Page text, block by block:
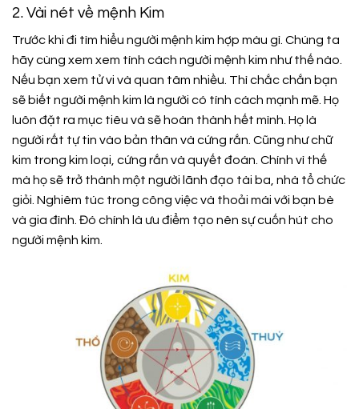
2. Vài nét về mệnh Kim
Trước khi đi tìm hiểu người mệnh kim hợp màu gì. Chúng ta
hãy cùng xem xem tính cách người mệnh kim như thế nào.
Nếu bạn xem tử vi và quan tâm nhiều. Thì chắc chắn bạn
sẽ biết người mệnh kim là người có tính cách mạnh mẽ. Họ
luôn đặt ra mục tiêu và sẽ hoàn thành hết mình. Họ là
người rất tự tin vào bản thân và cứng rắn. Cũng như chữ
kim trong kim loại, cứng rắn và quyết đoán. Chính vì thế
mà họ sẽ trở thành một người lãnh đạo tài ba, nhà tổ chức
giỏi. Nghiêm túc trong công việc và thoải mái với bạn bè
và gia đình. Đó chính là ưu điểm tạo nên sự cuốn hút cho
người mệnh kim.